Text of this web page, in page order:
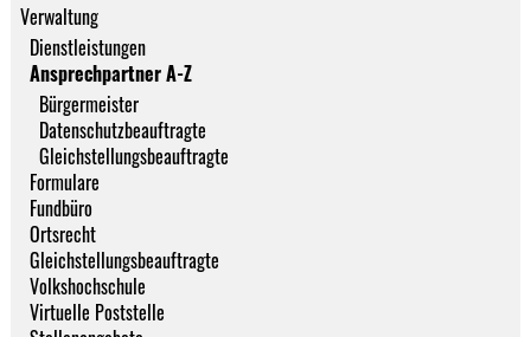
Verwaltung
Dienstleistungen
Ansprechpartner A-Z
Bürgermeister
Datenschutzbeauftragte
Gleichstellungsbeauftragte
Formulare
Fundbüro
Ortsrecht
Gleichstellungsbeauftragte
Volkshochschule
Virtuelle Poststelle